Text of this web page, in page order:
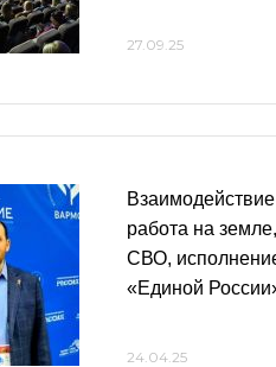
27.09.25
работа на
СВО,
«Единой
24.04.25